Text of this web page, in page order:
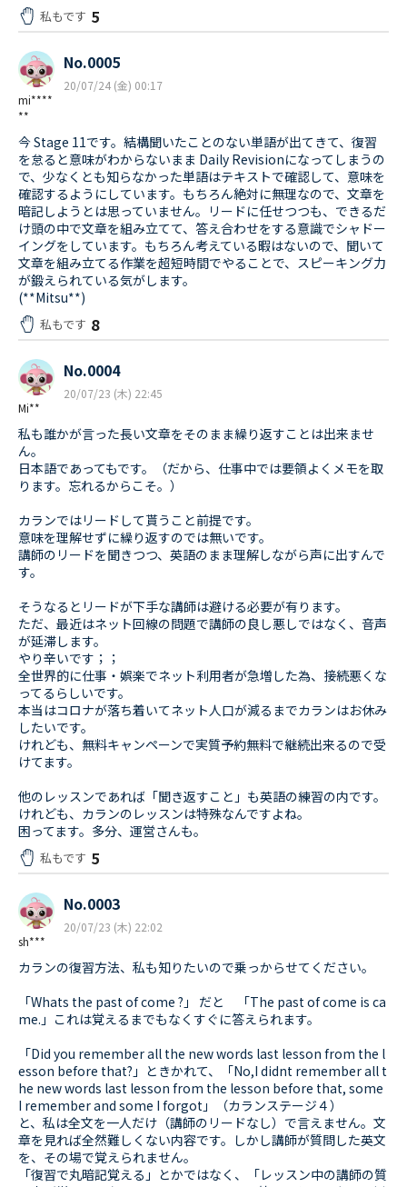
私もです 5
mi****
**
No.0005
20/07/24 (金) 00:17
今 Stage 11です。結構聞いたことのない単語が出てきて、復習
を怠ると意味がわからないまま Daily Revisionになってしまうの
で、少なくとも知らなかった単語はテキストで確認して、意味を
確認するようにしています。もちろん絶対に無理なので、文章を
暗記しようとは思っていません。リードに任せつつも、できるだ
け頭の中で文章を組み立てて、答え合わせをする意識でシャドー
イングをしています。もちろん考えている暇はないので、聞いて
文章を組み立てる作業を超短時間でやることで、スピーキング力
が鍛えられている気がします。
(**Mitsu**)
私もです 8
Mi**
No.0004
20/07/23 (木) 22:45
私も誰かが言った長い文章をそのまま繰り返すことは出来ませ
ん。
日本語であってもです。（だから、仕事中では要領よくメモを取
ります。忘れるからこそ。）
カランではリードして貰うこと前提です。
意味を理解せずに繰り返すのでは無いです。
講師のリードを聞きつつ、英語のまま理解しながら声に出すんで
す。
そうなるとリードが下手な講師は避ける必要が有ります。
ただ、最近はネット回線の問題で講師の良し悪しではなく、音声
が延滞します。
やり辛いです；；
全世界的に仕事・娯楽でネット利用者が急増した為、接続悪くな
ってるらしいです。
本当はコロナが落ち着いてネット人口が減るまでカランはお休み
したいです。
けれども、無料キャンペーンで実質予約無料で継続出来るので受
けてます。
他のレッスンであれば「聞き返すこと」も英語の練習の内です。
けれども、カランのレッスンは特殊なんですよね。
困ってます。多分、運営さんも。
私もです 5
sh***
No.0003
20/07/23 (木) 22:02
カランの復習方法、私も知りたいので乗っからせてください。
「Whats the past of come ?」 だと 「The past of come is ca
me.」これは覚えるまでもなくすぐに答えられます。
「Did you remember all the new words last lesson from the l
esson before that?」ときかれて、「No,I didnt remember all t
he new words last lesson from the lesson before that, some
I remember and some I forgot」（カランステージ４）
と、私は全文を一人だけ（講師のリードなし）で言えません。文
章を見れば全然難しくない内容です。しかし講師が質問した英文
を、その場で覚えられません。
「復習で丸暗記覚える」とかではなく、「レッスン中の講師の質